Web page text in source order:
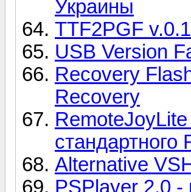
Украины
TTF2PGF
USB Version
Recovery
Recovery
стандартного
Alternative
PSPlayer 2.0 -